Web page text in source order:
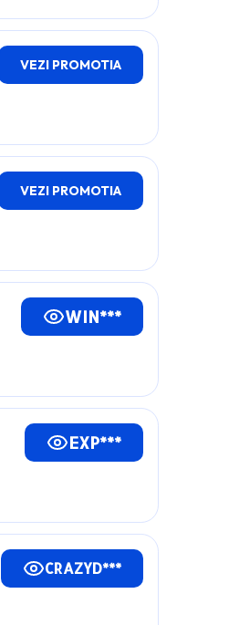
VEZI PROMOTIA
VEZI PROMOTIA
WIN***
EXP***
CRAZYD***